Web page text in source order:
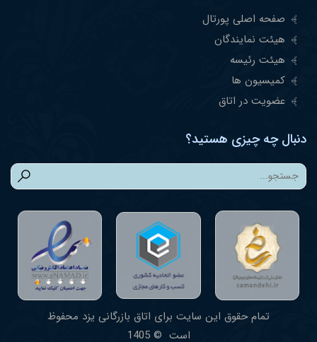
صفحه اصلی پورتال
هیئت نمایندگان
هیئت رئیسه
کمیسیون ها
عضویت در اتاق
دنبال چه چیزی هستید؟
تمام حقوق این سایت برای اتاق بازرگانی یزد محفوظ
است © 1405